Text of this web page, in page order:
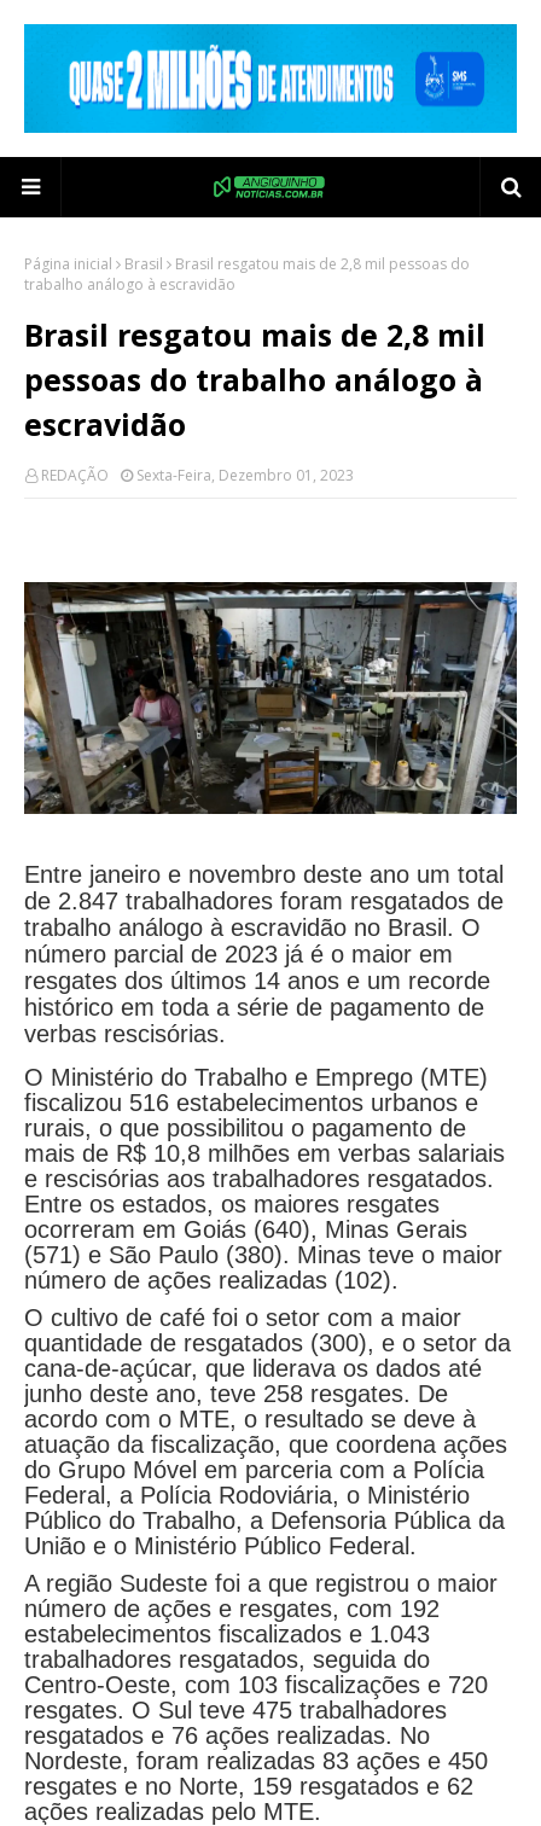
Página inicial Brasil
Brasil resgatou mais de 2,8 mil pessoas do
trabalho análogo à escravidão
Brasil resgatou mais de 2,8 mil
pessoas do trabalho análogo à
escravidão
REDAÇÃO Sexta-Feira, Dezembro 01, 2023
Entre janeiro e novembro deste ano um total
de 2.847 trabalhadores foram resgatados de
trabalho análogo à escravidão no Brasil. O
número parcial de 2023 já é o maior em
resgates dos últimos 14 anos e um recorde
histórico em toda a série de pagamento de
verbas rescisórias.
O Ministério do Trabalho e Emprego (MTE)
fiscalizou 516 estabelecimentos urbanos e
rurais, o que possibilitou o pagamento de
mais de R$ 10,8 milhões em verbas salariais
e rescisórias aos trabalhadores resgatados.
Entre os estados, os maiores resgates
ocorreram em Goiás (640), Minas Gerais
(571) e São Paulo (380). Minas teve o maior
número de ações realizadas (102).
O cultivo de café foi o setor com a maior
quantidade de resgatados (300), e o setor da
cana-de-açúcar, que liderava os dados até
junho deste ano, teve 258 resgates. De
acordo com o MTE, o resultado se deve à
atuação da fiscalização, que coordena ações
do Grupo Móvel em parceria com a Polícia
Federal, a Polícia Rodoviária, o Ministério
Público do Trabalho, a Defensoria Pública da
União e o Ministério Público Federal.
A região Sudeste foi a que registrou o maior
número de ações e resgates, com 192
estabelecimentos fiscalizados e 1.043
trabalhadores resgatados, seguida do
Centro-Oeste, com 103 fiscalizações e 720
resgates. O Sul teve 475 trabalhadores
resgatados e 76 ações realizadas. No
Nordeste, foram realizadas 83 ações e 450
resgates e no Norte, 159 resgatados e 62
ações realizadas pelo MTE.